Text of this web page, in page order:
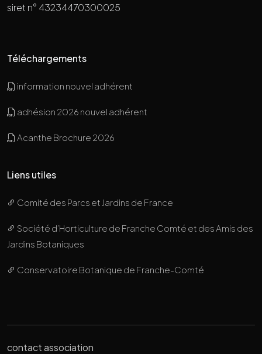
siret n° 43234470300025
Téléchargements
information nouvel adhérent
adhésion 2026 nouvel adhérent
Acanthe Brochure 2026
Liens utiles
Comité des Parcs et Jardins de France
Société d’Horticulture de Franche Comté et des Amis des
Jardins Botaniques
Conservatoire Botanique de Franche-Comté
contact association